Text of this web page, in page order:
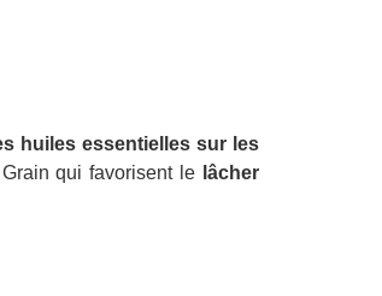
huiles essentielles sur les
qui favorisent le lâcher